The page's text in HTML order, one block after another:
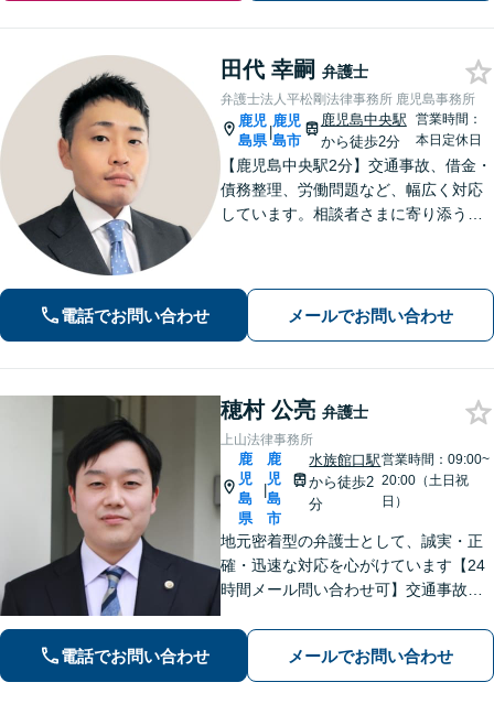
田代 幸嗣 弁護士
弁護士法人平松剛法律事務所 鹿児島事務所
鹿児
島県
|
鹿児
島市
鹿児島中央駅
から徒歩2分
営業時間：
本日定休日
【鹿児島中央駅2分】交通事故、借金・
債務整理、労働問題など、幅広く対応
しています。相談者さまに寄り添うこ
ください。【弁護士歴10年以上】
電話でお問い合わせ メールでお問い合わせ
穂村 公亮 弁護士
上山法律事務所
鹿
児
島
県
|
鹿
児
島
市
水族館口駅
から徒歩2
分
営業時間：09:00~
20:00（土日祝
日）
地元密着型の弁護士として、誠実・正
確・迅速な対応を心がけています【24
時間メール問い合わせ可】交通事故／
幅広く対応。新しい人生のスタートを
切るお手伝いをします【市電水族館口
駅2分】【完全個室】
電話でお問い合わせ メールでお問い合わせ